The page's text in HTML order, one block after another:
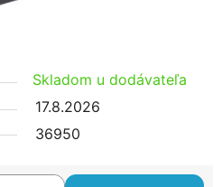
Skladom u dodávateľa
17.8.2026
36950